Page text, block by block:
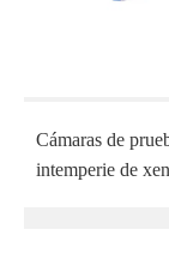
Cámaras de
intemperie de